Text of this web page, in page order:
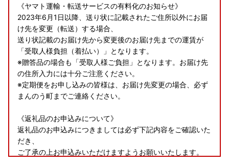
《ヤマト運輸・転送サービスの有料化のお知らせ》
2023年6月1日以降、送り状に記載されたご住所以外にお届
け先を変更（転送）する場合、
送り状記載のお届け先から変更後のお届け先までの運賃が
「受取人様負担（着払い）」となります。
※贈答品の場合も「受取人様ご負担」となります。お届け先
の住所入力には十分ご注意ください。
※定期便をお申し込みの皆様は、お届け先変更の場合、必ず
まんのう町までご連絡ください。
《返礼品のお申込みについて》
返礼品のお申込みにつきましては必ず下記内容をご確認いた
だき、
ご了承の上お申込みいただけますようお願いいたします。